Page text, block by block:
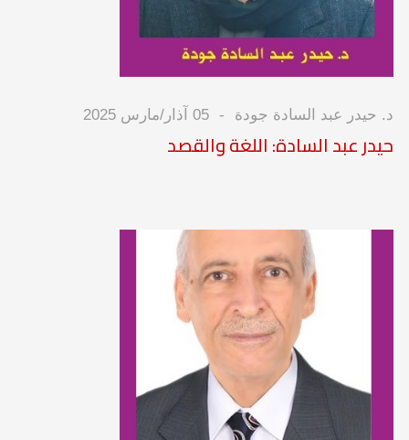
د. حيدر عبد السادة جودة 05 آذار/مارس 2025
حيدر عبد السادة: اللغة والقصد